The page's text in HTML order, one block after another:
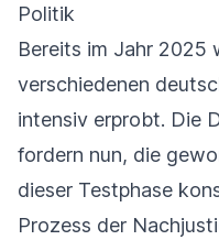
Politik
Bereits im Jahr 2025
verschiedenen
intensiv erprobt. Die
fordern nun, die
dieser Testphase
Prozess der